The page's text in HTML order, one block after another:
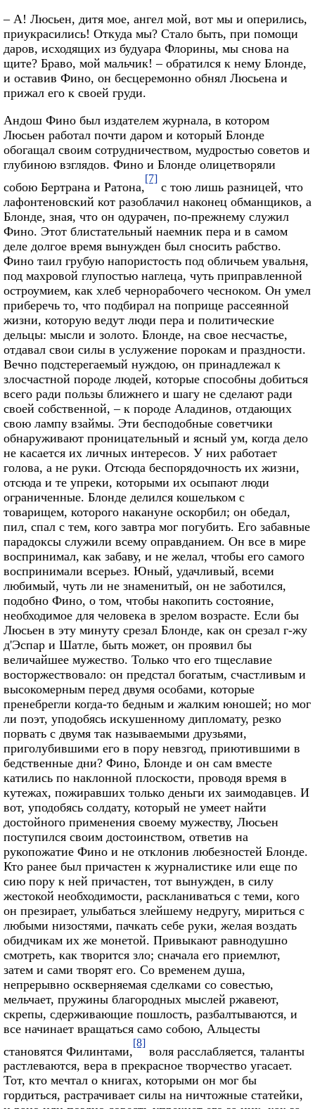
– А! Люсьен, дитя мое, ангел мой, вот мы и оперились,
приукрасились! Откуда мы? Стало быть, при помощи
даров, исходящих из будуара Флорины, мы снова на
щите? Браво, мой мальчик! – обратился к нему Блонде,
и оставив Фино, он бесцеремонно обнял Люсьена и
прижал его к своей груди.
Андош Фино был издателем журнала, в котором
Люсьен работал почти даром и который Блонде
обогащал своим сотрудничеством, мудростью советов и
глубиною взглядов. Фино и Блонде олицетворяли
собою Бертрана и Ратона,
[7]
с тою лишь разницей, что
лафонтеновский кот разоблачил наконец обманщиков, а
Блонде, зная, что он одурачен, по-прежнему служил
Фино. Этот блистательный наемник пера и в самом
деле долгое время вынужден был сносить рабство.
Фино таил грубую напористость под обличьем увальня,
под махровой глупостью наглеца, чуть приправленной
остроумием, как хлеб чернорабочего чесноком. Он умел
приберечь то, что подбирал на поприще рассеянной
жизни, которую ведут люди пера и политические
дельцы: мысли и золото. Блонде, на свое несчастье,
отдавал свои силы в услужение порокам и праздности.
Вечно подстерегаемый нуждою, он принадлежал к
злосчастной породе людей, которые способны добиться
всего ради пользы ближнего и шагу не сделают ради
своей собственной, – к породе Аладинов, отдающих
свою лампу взаймы. Эти бесподобные советчики
обнаруживают проницательный и ясный ум, когда дело
не касается их личных интересов. У них работает
голова, а не руки. Отсюда беспорядочность их жизни,
отсюда и те упреки, которыми их осыпают люди
ограниченные. Блонде делился кошельком с
товарищем, которого накануне оскорбил; он обедал,
пил, спал с тем, кого завтра мог погубить. Его забавные
парадоксы служили всему оправданием. Он все в мире
воспринимал, как забаву, и не желал, чтобы его самого
воспринимали всерьез. Юный, удачливый, всеми
любимый, чуть ли не знаменитый, он не заботился,
подобно Фино, о том, чтобы накопить состояние,
необходимое для человека в зрелом возрасте. Если бы
Люсьен в эту минуту срезал Блонде, как он срезал г-жу
д'Эспар и Шатле, быть может, он проявил бы
величайшее мужество. Только что его тщеславие
восторжествовало: он предстал богатым, счастливым и
высокомерным перед двумя особами, которые
пренебрегли когда-то бедным и жалким юношей; но мог
ли поэт, уподобясь искушенному дипломату, резко
порвать с двумя так называемыми друзьями,
приголубившими его в пору невзгод, приютившими в
бедственные дни? Фино, Блонде и он сам вместе
катились по наклонной плоскости, проводя время в
кутежах, пожиравших только деньги их заимодавцев. И
вот, уподобясь солдату, который не умеет найти
достойного применения своему мужеству, Люсьен
поступился своим достоинством, ответив на
рукопожатие Фино и не отклонив любезностей Блонде.
Кто ранее был причастен к журналистике или еще по
сию пору к ней причастен, тот вынужден, в силу
жестокой необходимости, раскланиваться с теми, кого
он презирает, улыбаться злейшему недругу, мириться с
любыми низостями, пачкать себе руки, желая воздать
обидчикам их же монетой. Привыкают равнодушно
смотреть, как творится зло; сначала его приемлют,
затем и сами творят его. Со временем душа,
непрерывно оскверняемая сделками со совестью,
мельчает, пружины благородных мыслей ржавеют,
скрепы, сдерживающие пошлость, разбалтываются, и
все начинает вращаться само собою, Альцесты
становятся Филинтами,
[8]
воля расслабляется, таланты
растлеваются, вера в прекрасное творчество угасает.
Тот, кто мечтал о книгах, которыми он мог бы
гордиться, растрачивает силы на ничтожные статейки,